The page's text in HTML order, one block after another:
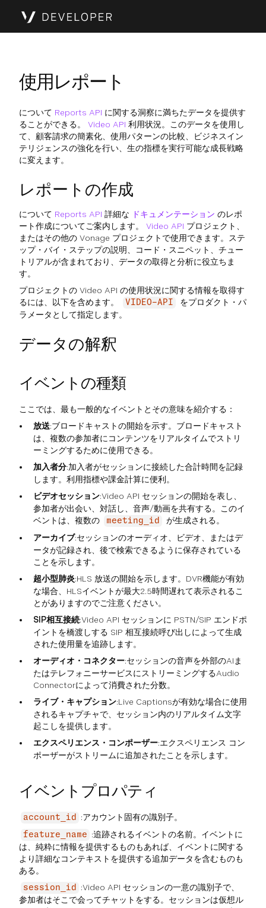
使用レポート
について Reports API に関する洞察に満ちたデータを提供す
ることができる。 Video API 利用状況。このデータを使用し
て、顧客請求の簡素化、使用パターンの比較、ビジネスイン
テリジェンスの強化を行い、生の指標を実行可能な成長戦略
に変えます。
レポートの作成
について Reports API 詳細な ドキュメンテーション のレポ
ート作成についてご案内します。 Video API プロジェクト、
またはその他の Vonage プロジェクトで使用できます。ステ
ップ・バイ・ステップの説明、コード・スニペット、チュー
トリアルが含まれており、データの取得と分析に役立ちま
す。
プロジェクトの Video API の使用状況に関する情報を取得す
るには、以下を含めます。
VIDEO-API
をプロダクト・パ
ラメータとして指定します。
データの解釈
イベントの種類
ここでは、最も一般的なイベントとその意味を紹介する：
放送:ブロードキャストの開始を示す。ブロードキャスト
は、複数の参加者にコンテンツをリアルタイムでストリ
ーミングするために使用できる。
加入者分:加入者がセッションに接続した合計時間を記録
します。利用指標や課金計算に便利。
ビデオセッション:Video API セッションの開始を表し、
参加者が出会い、対話し、音声/動画を共有する。このイ
ベントは、複数の
meeting_id
が生成される。
アーカイブ:セッションのオーディオ、ビデオ、またはデ
ータが記録され、後で検索できるように保存されている
ことを示します。
超小型肺炎:HLS 放送の開始を示します。DVR機能が有効
な場合、HLSイベントが最大2.5時間遅れて表示されるこ
とがありますのでご注意ください。
SIP相互接続:Video API セッションに PSTN/SIP エンドポ
イントを橋渡しする SIP 相互接続呼び出しによって生成
された使用量を追跡します。
オーディオ・コネクター:セッションの音声を外部のAIま
たはテレフォニーサービスにストリーミングするAudio
Connectorによって消費された分数。
ライブ・キャプション:Live Captionsが有効な場合に使用
されるキャプチャで、セッション内のリアルタイム文字
起こしを提供します。
エクスペリエンス・コンポーザー:エクスペリエンス コン
ポーザーがストリームに追加されたことを示します。
イベントプロパティ
account_id :アカウント固有の識別子。
feature_name
:追跡されるイベントの名前。イベントに
は、純粋に情報を提供するものもあれば、イベントに関する
より詳細なコンテキストを提供する追加データを含むものも
ある。
session_id
:Video API セッションの一意の識別子で、
参加者はそこで会ってチャットをする。セッションは仮想ル